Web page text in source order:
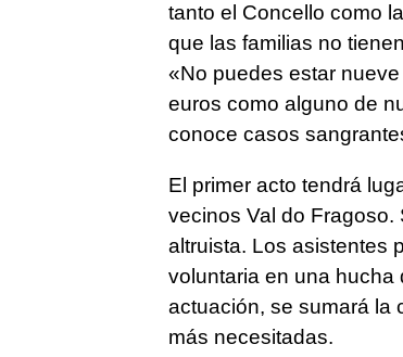
tanto el Concello como
que las familias no
«No puedes estar
euros como alguno de
conoce casos
El primer acto tendrá
vecinos Val do Fragoso.
altruista. Los asistentes
voluntaria en una hucha
actuación, se sumará la
más necesitadas.